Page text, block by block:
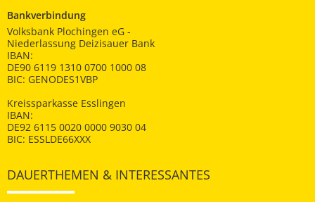
Bankverbindung
Volksbank Plochingen eG -
Niederlassung Deizisauer Bank
IBAN:
DE90 6119 1310 0700 1000 08
BIC: GENODES1VBP
Kreissparkasse Esslingen
IBAN:
DE92 6115 0020 0000 9030 04
BIC: ESSLDE66XXX
DAUERTHEMEN & INTERESSANTES